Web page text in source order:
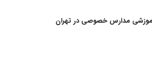
مدارس خصوصی در تهران